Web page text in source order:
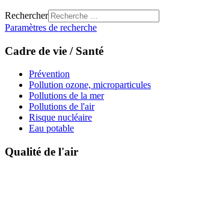
Rechercher
Paramètres de recherche
Cadre de vie / Santé
Prévention
Pollution ozone, microparticules
Pollutions de la mer
Pollutions de l'air
Risque nucléaire
Eau potable
Qualité de l'air